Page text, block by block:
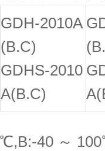
GDH-2010A
(B.C)
GDHS-2010
A(B.C)
40 ～